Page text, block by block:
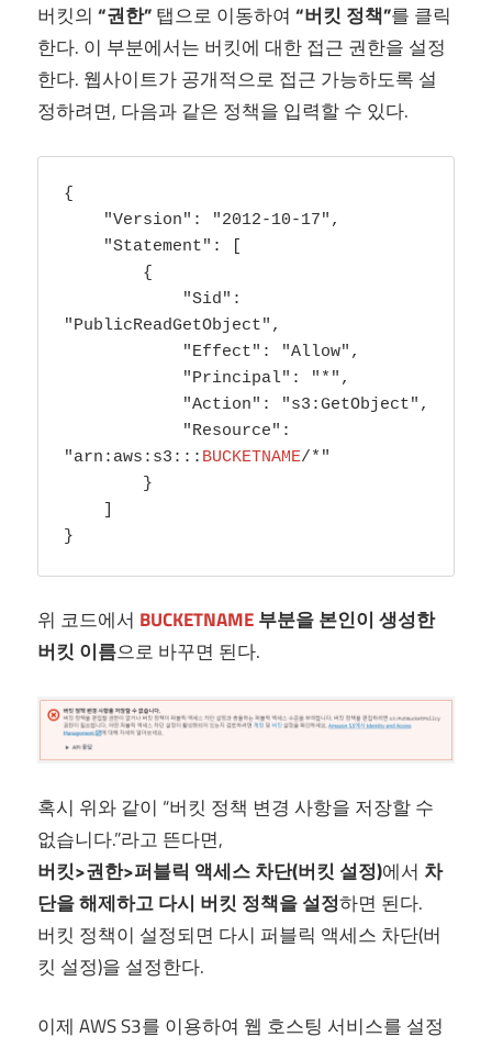
버킷의 “권한”탭으로 이동하여 “버킷 정책”를 클릭
한다. 이 부분에서는 버킷에 대한 접근 권한을 설정
한다. 웹사이트가 공개적으로 접근 가능하도록 설
정하려면, 다음과 같은 정책을 입력할 수 있다.
{
"PublicReadGetObject",
"arn:aws:s3::: BUCKETNAME/*"
}
위 코드에서 BUCKETNAME부분을 본인이 생성한
버킷 이름으로 바꾸면 된다.
혹시 위와 같이 “버킷 정책 변경 사항을 저장할 수
없습니다.”라고 뜬다면,
버킷>권한>퍼블릭 액세스 차단(버킷 설정)에서 차
단을 해제하고 다시 버킷 정책을 설정하면 된다.
버킷 정책이 설정되면 다시 퍼블릭 액세스 차단(버
킷 설정)을 설정한다.
이제 AWS S3를 이용하여 웹 호스팅 서비스를 설정